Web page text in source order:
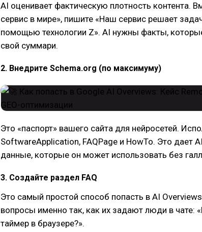
AI оценивает фактическую плотность контента.
сервис в мире», пишите «Наш сервис решает
помощью технологии Z». AI нужны факты,
свой суммари.
2. Внедрите Schema.org (по максимуму)
Это «паспорт» вашего сайта для нейросетей.
SoftwareApplication, FAQPage и HowTo. Это дает
данные, которые он может использовать без
3. Создайте раздел FAQ
Это самый простой способ попасть в AI
вопросы именно так, как их задают люди в чате:
таймер в браузере?».